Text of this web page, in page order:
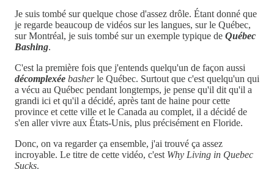
Je suis tombé sur quelque chose d'assez drôle. Étant donné que
je regarde beaucoup de vidéos sur les langues, sur le Québec,
sur Montréal, je suis tombé sur un exemple typique de Québec
Bashing.
C'est la première fois que j'entends quelqu'un de façon aussi
décomplexée basherle Québec. Surtout que c'est quelqu'un qui
a vécu au Québec pendant longtemps, je pense qu'il dit qu'il a
grandi ici et qu'il a décidé, après tant de haine pour cette
province et cette ville et le Canada au complet, il a décidé de
s'en aller vivre aux États-Unis, plus précisément en Floride.
Donc, on va regarder ça ensemble, j'ai trouvé ça assez
incroyable. Le titre de cette vidéo, c'est Why Living in Quebec
Sucks.